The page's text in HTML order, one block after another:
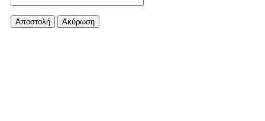
Αποστολή Aκύρωση